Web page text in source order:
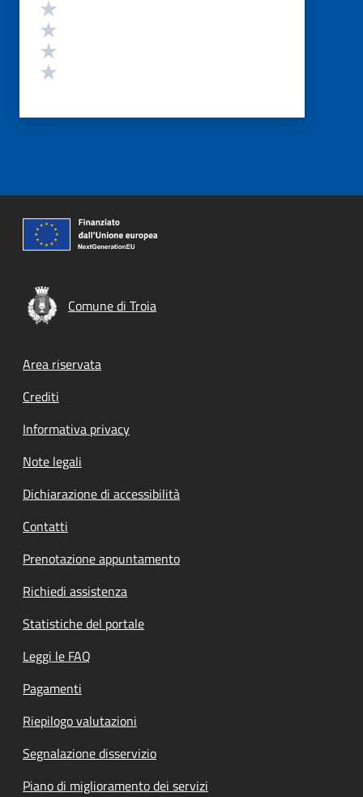
Comune di Troia
Footer menu
Area riservata
Crediti
Informativa privacy
Note legali
Dichiarazione di accessibilità
Contatti
Prenotazione appuntamento
Richiedi assistenza
Statistiche del portale
Leggi le FAQ
Pagamenti
Riepilogo valutazioni
Segnalazione disservizio
Piano di miglioramento dei servizi